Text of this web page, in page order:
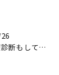
愛車の健康診断もしてみませんか？